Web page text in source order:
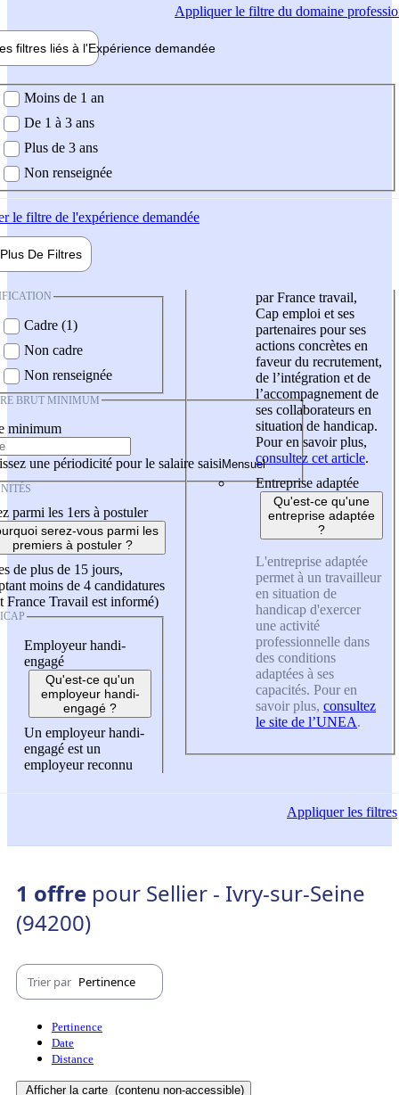
Appliquerle filtre du domaine
filtres liés à l'Expérience demandée
demandée
Moins de 1 an
De 1 à 3 ans
Plus de 3 ans
Non renseignée
le filtre de l'expérience demandée
Plus De Filtres
Cadre (1)
Non cadre
Non renseignée
BRUT MINIMUM
minimum
une périodicité pour le salaire saisi
parmi les 1ers à postuler
serez-vous parmi les
premiers à postuler ?
de plus de 15 jours,
moins de 4 candidatures
France Travail est informé)
Employeur handi-
engagé
Qu'est-ce qu'un
employeur handi-
engagé ?
Un employeur handi-
engagé est un
employeur reconnu
par France travail,
Cap emploi et ses
partenaires pour ses
actions concrètes en
faveur du recrutement,
de l’intégration et de
l’accompagnement de
ses collaborateurs en
situation de handicap.
Pour en savoir plus,
consultez cet article.
Entreprise adaptée
Qu'est-ce qu'une
entreprise adaptée
?
L'entreprise adaptée
permet à un travailleur
en situation de
handicap d'exercer
une activité
professionnelle dans
des conditions
adaptées à ses
capacités. Pour en
savoir plus, consultez
le site de l’UNEA.
Appliquerles filtres
1 offre pour Sellier - Ivry-sur-Seine
(94200)
Trier par Pertinence
Pertinence
Date
Distance
Afficher la carte (contenu non-accessible)